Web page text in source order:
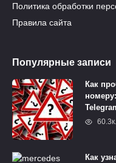
Политика обработки
Правила сайта
Популярные записи
Как
60.3к.
Как